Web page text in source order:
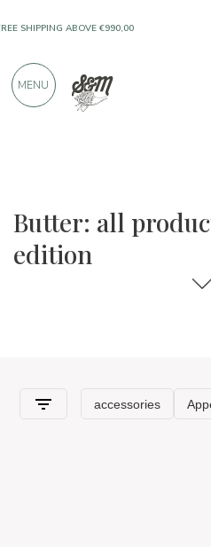
Butter: all
edition
SHIPPING ABOVE €990,00
PRODUCTS FROM EXCELLENT
MENU